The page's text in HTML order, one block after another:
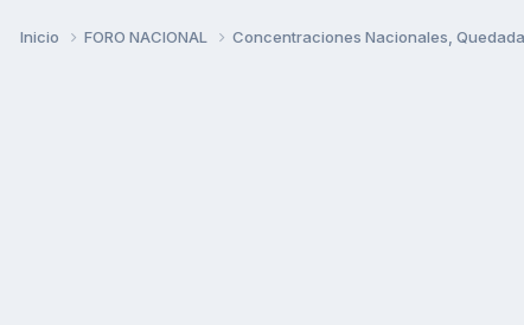
Inicio FORO NACIONAL Concentraciones Nacionales,